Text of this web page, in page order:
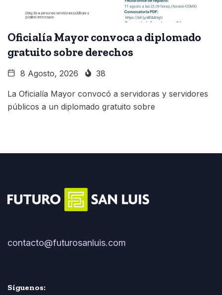
Oficialía Mayor convoca a diplomado
gratuito sobre derechos
8 Agosto, 2026 38
La Oficialía Mayor convocó a servidoras y servidores
públicos a un diplomado gratuito sobre
contacto@futurosanluis.com
Síguenos: